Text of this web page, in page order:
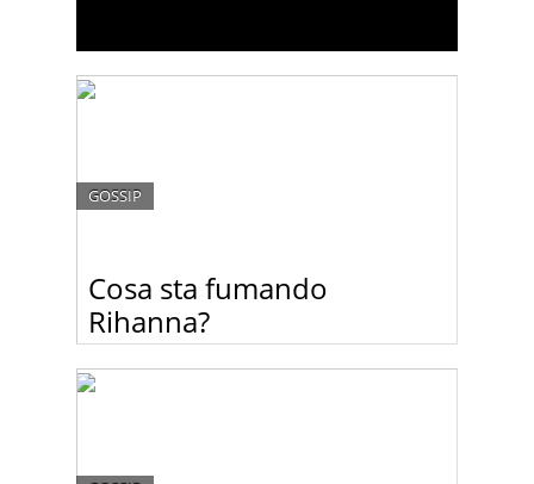
Cosa sta fumando
Rihanna?
GOSSIP
di se stessa con una sigaretta sospetta in bocca.
Guardate le foto.